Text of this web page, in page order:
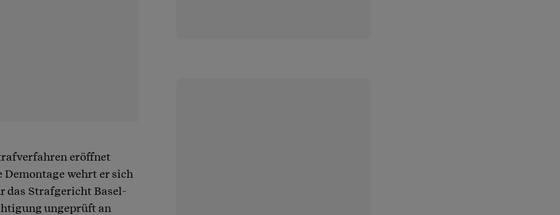
eröffnet
wehrt er sich
das Strafgericht Basel-
ungeprüft an